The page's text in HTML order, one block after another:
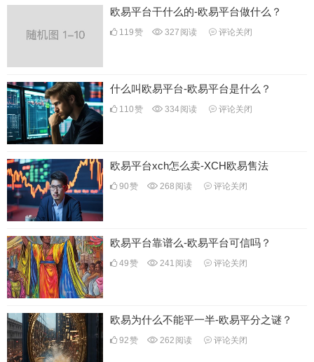
欧易平台干什么的-欧易平台做什么？
119赞 327 阅读 评论关闭
什么叫欧易平台-欧易平台是什么？
110赞 334阅读 评论关闭
欧易平台xch怎么卖-XCH欧易售法
90赞 268 阅读 评论关闭
欧易平台靠谱么-欧易平台可信吗？
49赞 241 阅读 评论关闭
欧易为什么不能平一半-欧易平分之谜？
92赞 262 阅读 评论关闭